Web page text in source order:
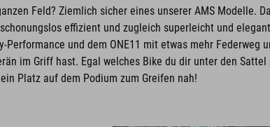
Feld? Ziemlich sicher eines unserer AMS Modelle.
effizient und zugleich superleicht und
Performance und dem ONE11 mit etwas mehr Federweg
im Griff hast. Egal welches Bike du dir unter den
ein Platz auf dem Podium zum Greifen nah!